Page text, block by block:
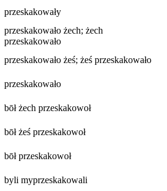
przeskakowały
przeskakowało żech; żech
przeskakowało
przeskakowało żeś; żeś przeskakowało
przeskakowało
bōł żech przeskakowoł
bōł żeś przeskakowoł
bōł przeskakowoł
byli myprzeskakowali